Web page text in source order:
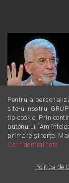
Dieta
fără să
Pentru a
site-ul nostru,
tip cookie. Prin
butonului “Am
primare și terțe.
Confidentialitate
Politica de